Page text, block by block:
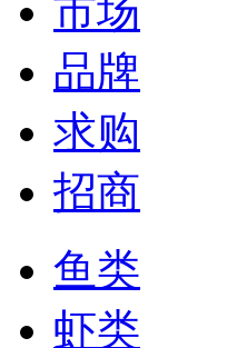
市场
品牌
求购
招商
鱼类
虾类